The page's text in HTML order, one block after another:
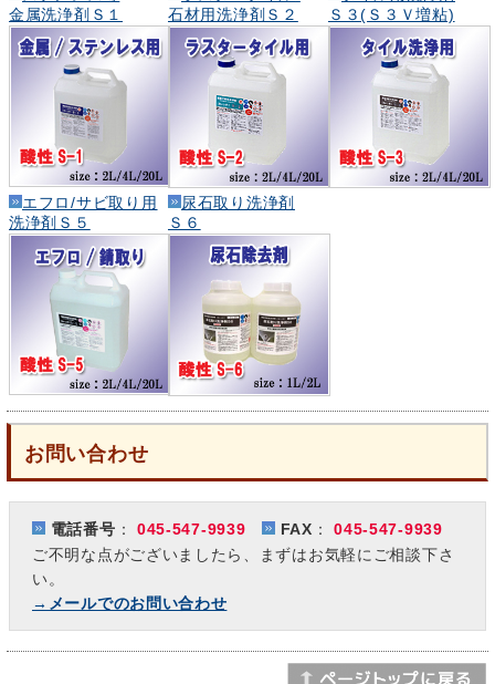
金属洗浄剤Ｓ１
石材用洗浄剤Ｓ２
Ｓ３(Ｓ３Ｖ増粘)
エフロ/サビ取り用
洗浄剤Ｓ５
尿石取り洗浄剤
Ｓ６
お問い合わせ
電話番号 ： 045-547-9939 FAX ：045-547-9939
ご不明な点がございましたら、まずはお気軽にご相談下さ
い。
→メールでのお問い合わせ